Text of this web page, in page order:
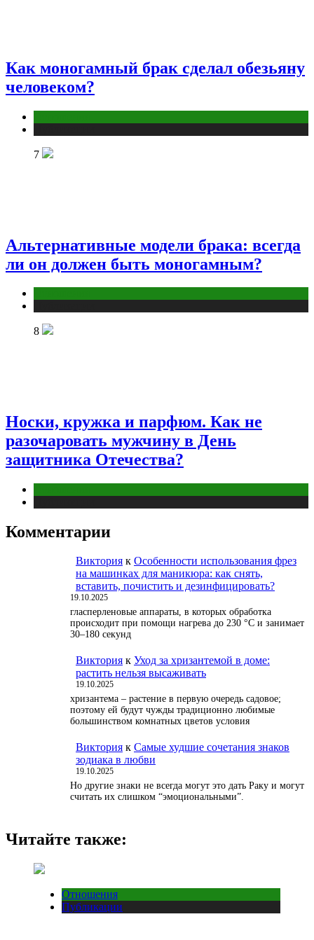
Как моногамный брак сделал обезьяну
человеком?
7
Альтернативные модели брака: всегда
ли он должен быть моногамным?
8
Носки, кружка и парфюм. Как не
разочаровать мужчину в День
защитника Отечества?
Комментарии
Виктория к Особенности использования фрез
на машинках для маникюра: как снять,
вставить, почистить и дезинфицировать?
19.10.2025
гласперленовые аппараты, в которых обработка
происходит при помощи нагрева до 230 °С и занимает
30–180 секунд
Виктория к Уход за хризантемой в доме:
растить нельзя высаживать
19.10.2025
хризантема – растение в первую очередь садовое;
поэтому ей будут чужды традиционно любимые
большинством комнатных цветов условия
Виктория к Самые худшие сочетания знаков
зодиака в любви
19.10.2025
Но другие знаки не всегда могут это дать Раку и могут
считать их слишком “эмоциональными”.
Читайте также:
Отношения
Публикации